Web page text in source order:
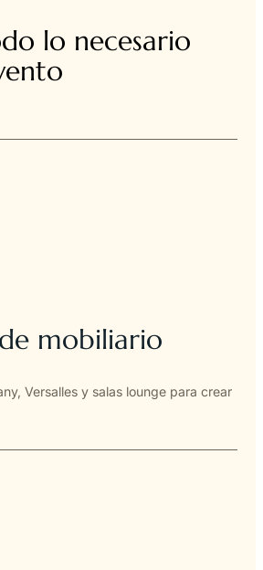
lo necesario
mobiliario
Versalles y salas lounge para crear